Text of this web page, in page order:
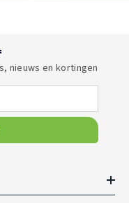
nieuws en kortingen